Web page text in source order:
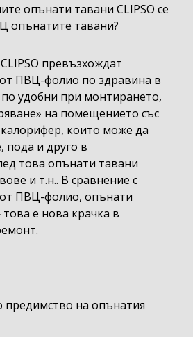
опънати тавани CLIPSO се
опънатите тавани?
превъзхождат
ПВЦ-фолио по здравина в
по удобни при монтирането,
на помещението със
които може да
пода и друго в
това опънати тавани
и т.н.. В сравнение с
ПВЦ-фолио, опънати
е нова крачка в
предимство на опънатия